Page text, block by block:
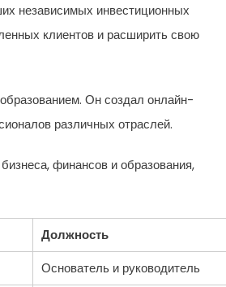
независимых инвестиционных
клиентов и расширить свою
Он создал онлайн-
различных отраслей.
финансов и образования,
Должность
Основатель и руководитель